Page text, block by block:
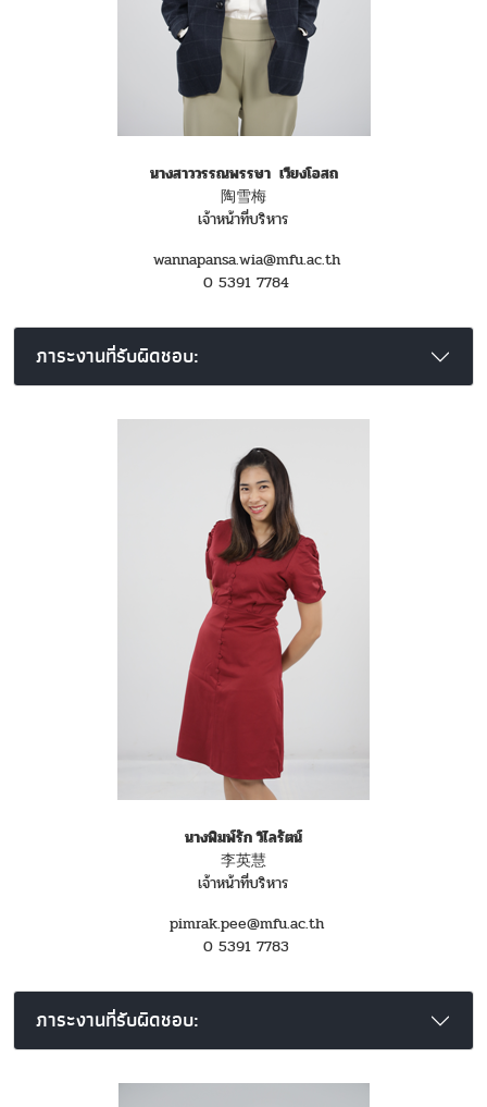
นางสาววรรณพรรษา เวียงโอสถ
陶雪梅
เจ้าหน้าที่บริหาร
wannapansa.wia@mfu.ac.th
0 5391 7784
ภาระงานที่รับผิดชอบ:
นางพิมพ์รัก วิไลรัตน์
李英慧
เจ้าหน้าที่บริหาร
pimrak.pee@mfu.ac.th
0 5391 7783
ภาระงานที่รับผิดชอบ: